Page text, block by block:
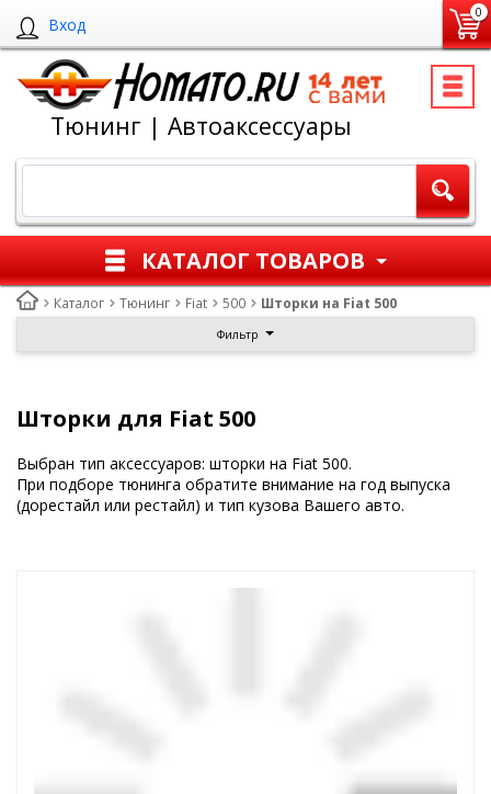
Вход
0
Тюнинг | Автоаксессуары
КАТАЛОГ ТОВАРОВ
Каталог Тюнинг Fiat 500 Шторки на Fiat 500
Фильтр
Шторки для Fiat 500
Выбран тип аксессуаров: шторки на Fiat 500.
При подборе тюнинга обратите внимание на год выпуска
(дорестайл или рестайл) и тип кузова Вашего авто.